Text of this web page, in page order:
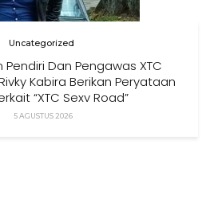
Uncategorized
Dan Pengawas XTC
Kabira Berikan Peryataan
“XTC Sexy Road”
5 AGUSTUS 2026